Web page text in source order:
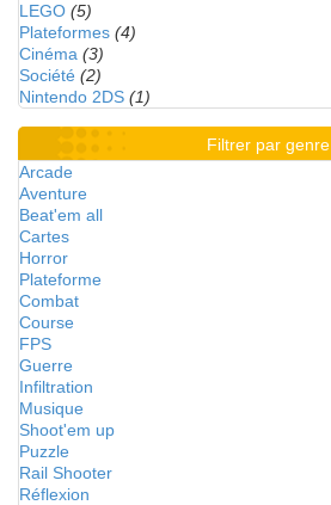
LEGO (5)
Plateformes (4)
Cinéma (3)
Société (2)
Nintendo 2DS (1)
Filtrer par genre
Arcade
Aventure
Beat'em all
Cartes
Horror
Plateforme
Combat
Course
FPS
Guerre
Infiltration
Musique
Shoot'em up
Puzzle
Rail Shooter
Réflexion